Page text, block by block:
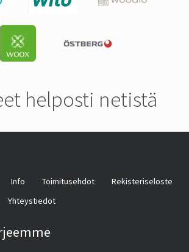
helposti netistä
Info Toimitusehdot
Rekisteriseloste
Yhteystiedot